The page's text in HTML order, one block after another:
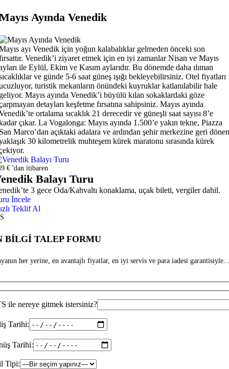
Ayında Venedik
ayı Venedik için yoğun kalabalıklar gelmeden önceki son
Venedik’i ziyaret etmek için en iyi zamanlar Nisan ve Mayıs
ile Eylül, Ekim ve Kasım aylarıdır. Bu dönemde daha ılıman
ve günde 5-6 saat güneş ışığı bekleyebilirsiniz. Otel fiyatları
turistik mekanların önündeki kuyruklar katlanılabilir hale
Mayıs ayında Venedik’i büyülü kılan sokaklardaki göze
detayları keşfetme fırsatına sahipsiniz. Mayıs ayında
ortalama sıcaklık 21 derecedir ve güneşli saat sayısı 8’e
çıkar. La Vogalonga: Mayıs ayında 1.500’e yakın tekne, Piazza
Marco’dan açıktaki adalara ve ardından şehir merkezine geri dönen
30 kilometrelik muhteşem kürek maratonu sırasında kürek
€ 'dan itibaren
Balayı Turu
3 gece Oda/Kahvaltı konaklama, uçak bileti, vergiler dahil.
İncele
Teklif Al
BİLGİ TALEP FORMU
her yerine, en avantajlı fiyatlar, en iyi servis ve para iadesi
ile nereye gitmek istersiniz?
Tarihi:
Tarihi:
Tipi: